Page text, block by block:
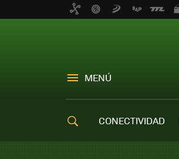
MENÚ
CONECTIVIDAD